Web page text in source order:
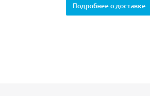
Подробнее о доставке